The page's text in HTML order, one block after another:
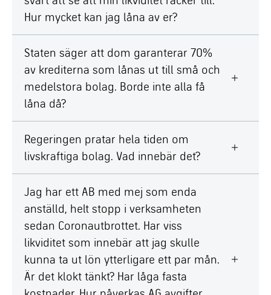
Hur mycket kan jag låna av er?
Staten säger att dom garanterar 70%
av krediterna som lånas ut till små och
medelstora bolag. Borde inte alla få
låna då?
Regeringen pratar hela tiden om
livskraftiga bolag. Vad innebär det?
Jag har ett AB med mej som enda
anställd, helt stopp i verksamheten
sedan Coronautbrottet. Har viss
likviditet som innebär att jag skulle
kunna ta ut lön ytterligare ett par mån.
Är det klokt tänkt? Har låga fasta